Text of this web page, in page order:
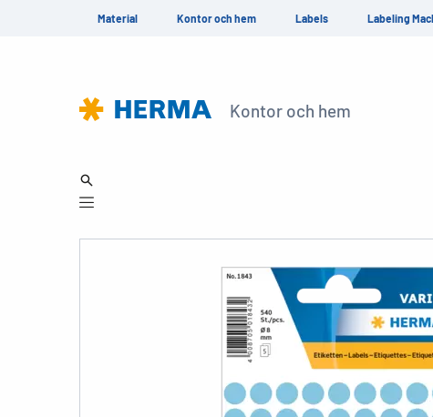
Material Kontor och hem Labels Labeling
Kontor och hem